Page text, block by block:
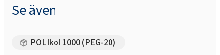
Se även
POLIkol 1000 (PEG-20)